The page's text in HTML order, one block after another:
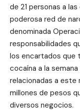
de 21 personas a
poderosa red de
denominada
responsabilidades
los encartados que
cocaína a la
relacionadas a
millones de pesos
diversos negocios.